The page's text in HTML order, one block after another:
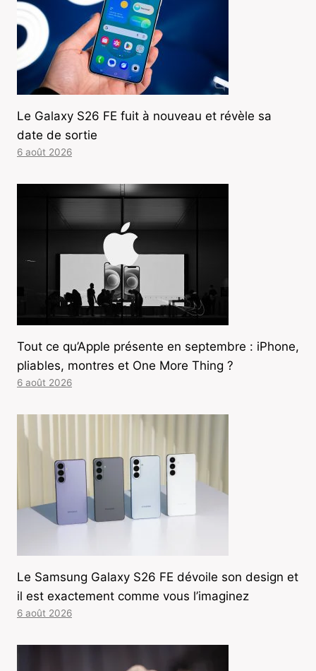
Le Galaxy S26 FE fuit à nouveau et révèle sa
date de sortie
6 août 2026
Tout ce qu’Apple présente en septembre : iPhone,
pliables, montres et One More Thing ?
6 août 2026
Le Samsung Galaxy S26 FE dévoile son design et
il est exactement comme vous l’imaginez
6 août 2026